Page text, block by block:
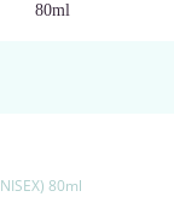
80ml
80ml